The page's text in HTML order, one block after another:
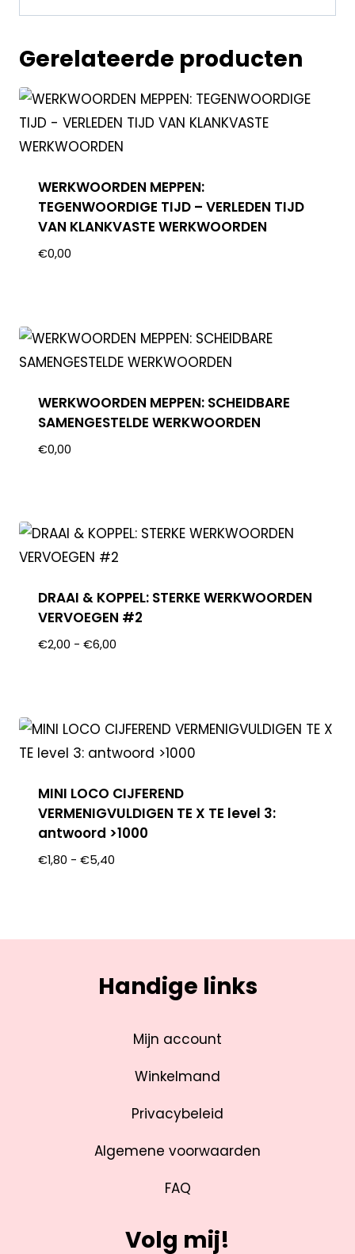
Gerelateerde producten
WERKWOORDEN MEPPEN:
TEGENWOORDIGE TIJD – VERLEDEN TIJD
VAN KLANKVASTE WERKWOORDEN
€0,00
WERKWOORDEN MEPPEN: SCHEIDBARE
SAMENGESTELDE WERKWOORDEN
€0,00
DRAAI & KOPPEL: STERKE WERKWOORDEN
VERVOEGEN #2
€2,00 - €6,00
MINI LOCO CIJFEREND
VERMENIGVULDIGEN TE X TE level 3:
antwoord >1000
€1,80 - €5,40
Handige links
Mijn account
Winkelmand
Privacybeleid
Algemene voorwaarden
FAQ
Volg mij!